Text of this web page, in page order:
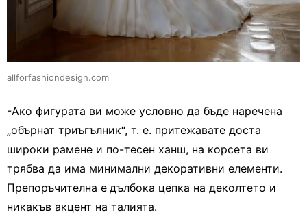
allforfashiondesign.com
-Ако фигурата ви може условно да бъде наречена
„обърнат триъгълник“, т. е. притежавате доста
широки рамене и по-тесен ханш, на корсета ви
трябва да има минимални декоративни елементи.
Препоръчителна е дълбока цепка на деколтето и
никакъв акцент на талията.